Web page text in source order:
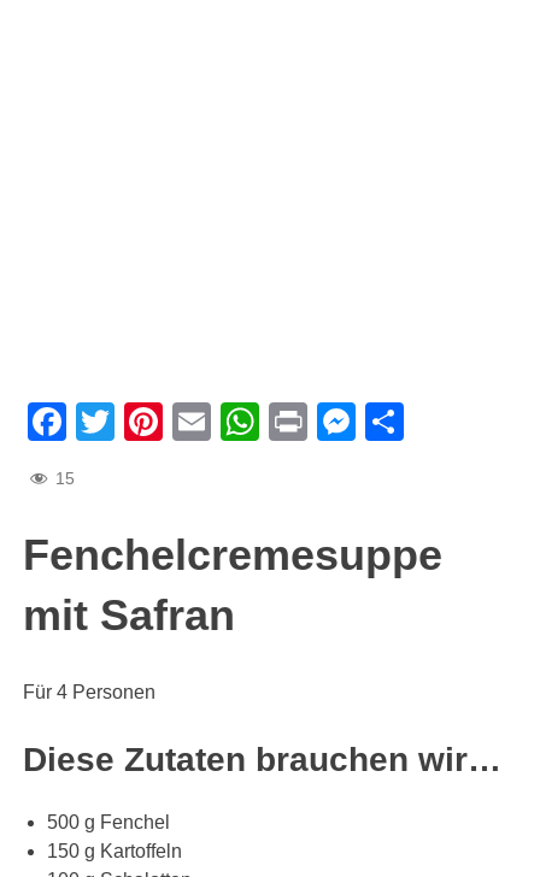
Facebook
TwitterPinterest
EmailWhatsApp
Print
15
Fenchelcremesuppe
mit Safran
Für 4 Personen
Diese Zutaten brauchen wir…
500 g Fenchel
150 g Kartoffeln